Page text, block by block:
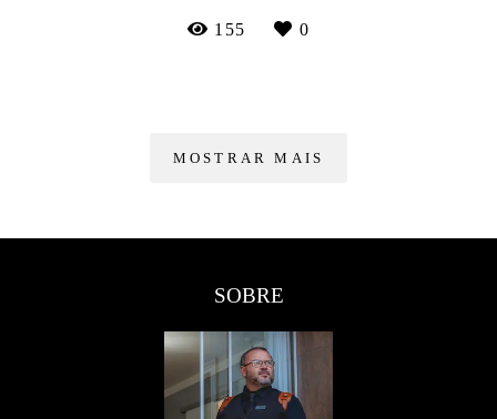
155 0
MOSTRAR MAIS
SOBRE